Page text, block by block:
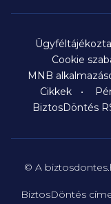
Cookie
MNB
Cikkek
BiztosDöntés
© A
BiztosDöntés